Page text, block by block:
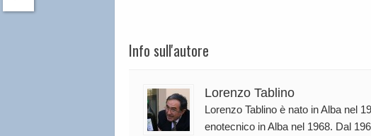
Info sull'autore
Lorenzo Tablino
Lorenzo Tablino è nato in Alba nel
enotecnico in Alba nel 1968. Dal
Twitter